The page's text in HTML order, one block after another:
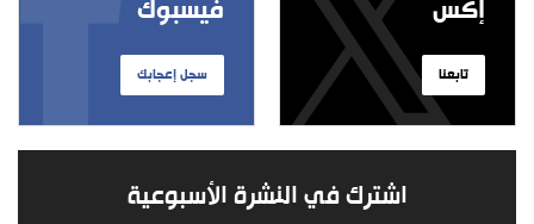
فيسبوك
سجل إعجابك
إكس
تابعنا
اشترك في النشرة الأسبوعية